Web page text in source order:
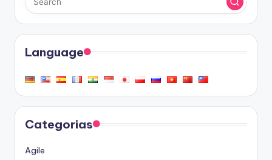
Language
Categorias
Agile